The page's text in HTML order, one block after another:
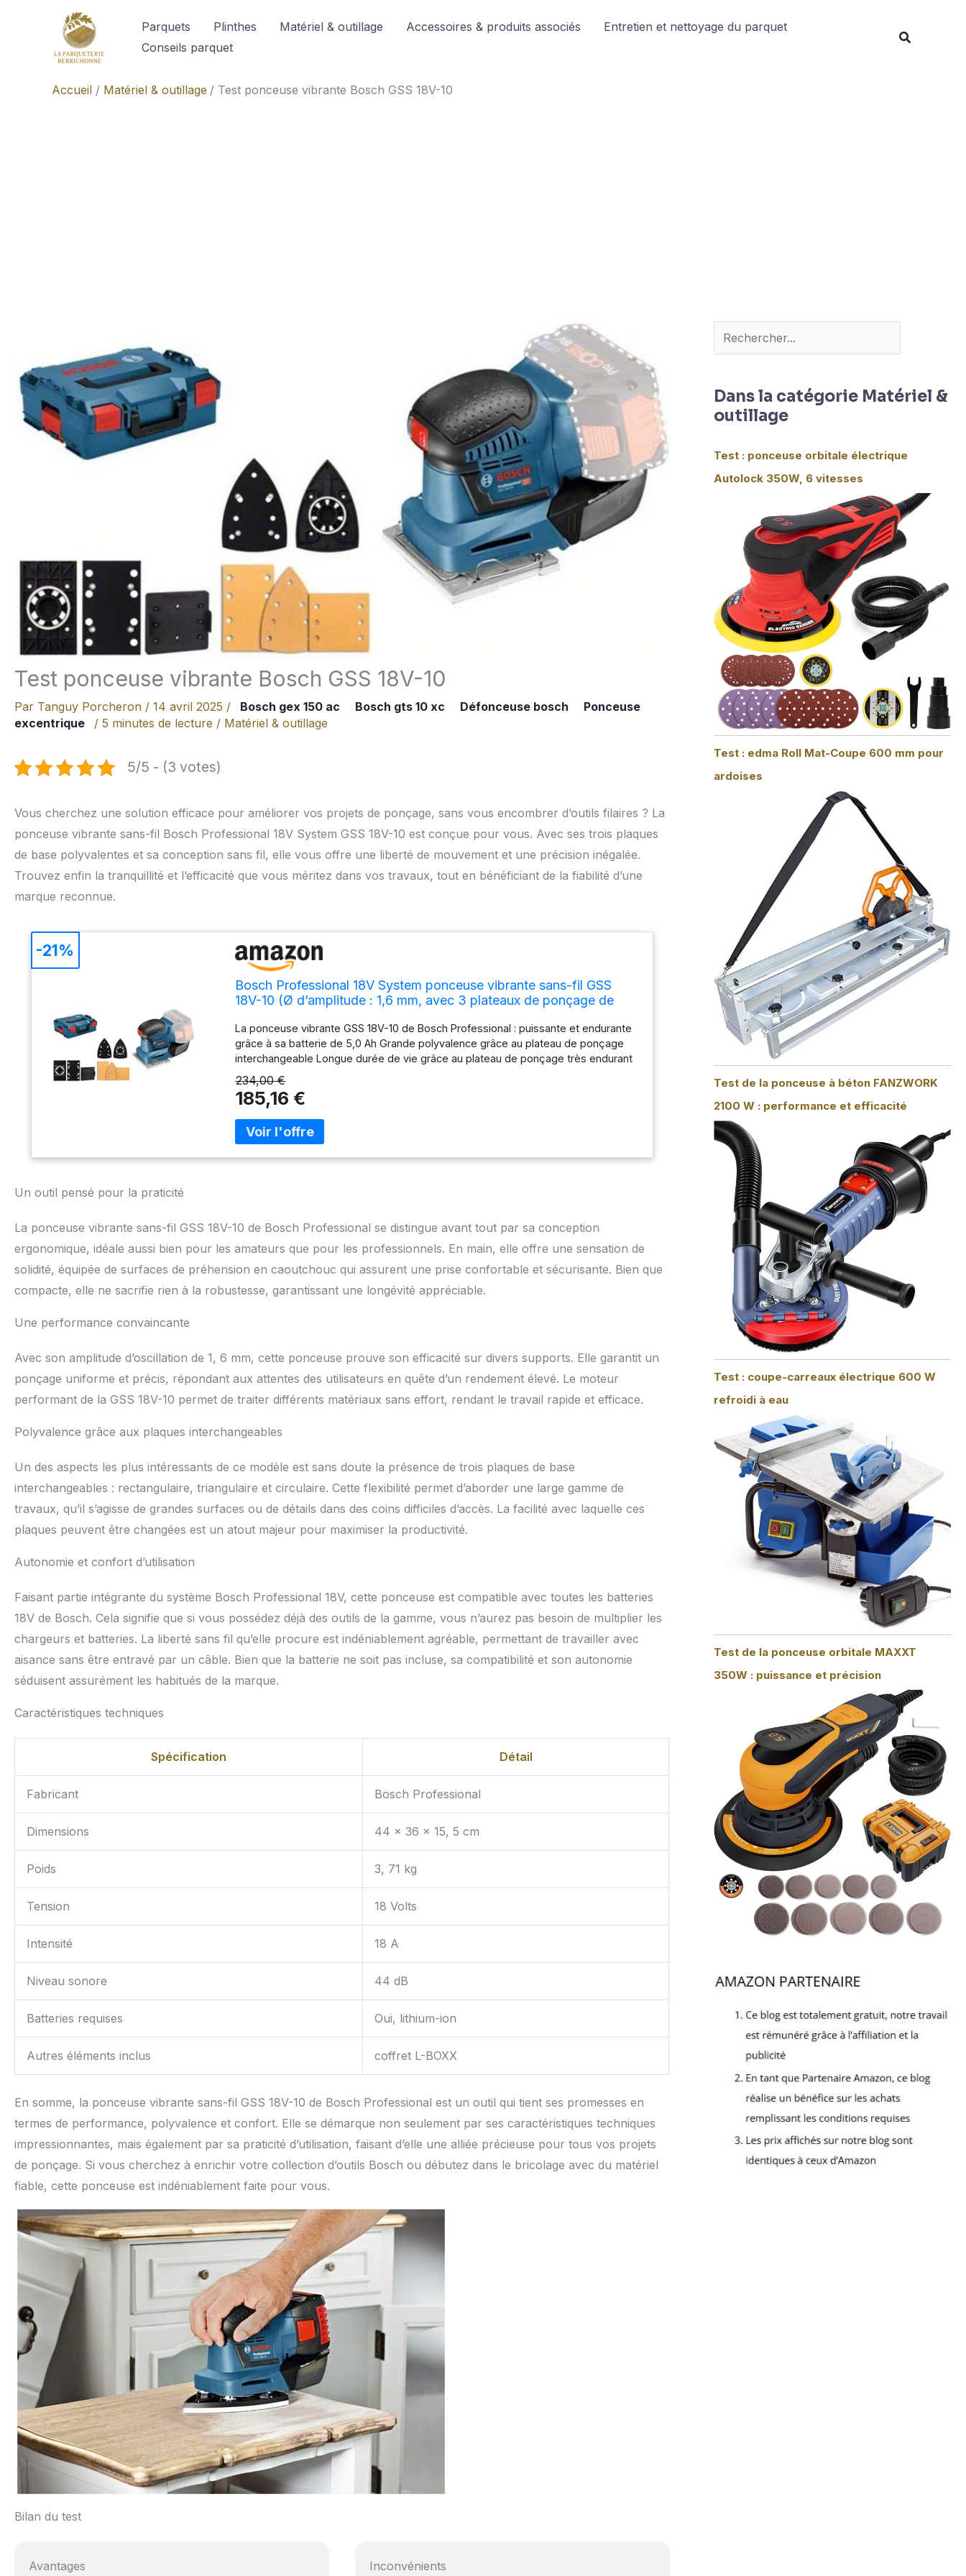
Parquets Plinthes Matériel & outillage Accessoires & produits associés
Entretien et nettoyage du parquet
Conseils parquet
Accueil Matériel & outillage Test ponceuse vibrante Bosch GSS 18V-10
Test ponceuse vibrante Bosch GSS 18V-10
Par Tanguy Porcheron / 14 avril 2025 / Bosch gex 150 ac Bosch gts 10 xc Défonceuse bosch
Ponceuse
excentrique
/ 5 minutes de lecture / Matériel & outillage
5/5 - (3 votes)
Vous cherchez une solution efficace pour améliorer vos projets de ponçage, sans vous encombrer d’outils filaires ? La
ponceuse vibrante sans-fil Bosch Professional 18V System GSS 18V-10 est conçue pour vous. Avec ses trois plaques
de base polyvalentes et sa conception sans fil, elle vous offre une liberté de mouvement et une précision inégalée.
Trouvez enfin la tranquillité et l’efficacité que vous méritez dans vos travaux, tout en bénéficiant de la fiabilité d’une
marque reconnue.
Bosch Professional 18V System ponceuse vibrante sans-fil GSS
18V-10 (Ø d’amplitude : 1,6 mm, avec 3 plateaux de ponçage de
La ponceuse vibrante GSS 18V-10 de Bosch Professional : puissante et endurante
grâce à sa batterie de 5,0 Ah Grande polyvalence grâce au plateau de ponçage
interchangeable Longue durée de vie grâce au plateau de ponçage très endurant
en métal et au système de serrage facile à utiliser AMPShare : Les batteries et
chargeurs sont entièrement compatibles avec le Professional 18V System Bosch
et avec de nombreux autres outils de l’Alliance multi-marques AMPShare. Livré
avec : GSS 18V-10, 3 feuilles abrasives G120, 3 plateaux de ponçage, 1 gabarit de
perforation, 1 tournevis
234,00 €
185,16 €
-21%
Un outil pensé pour la praticité
La ponceuse vibrante sans-fil GSS 18V-10 de Bosch Professional se distingue avant tout par sa conception
ergonomique, idéale aussi bien pour les amateurs que pour les professionnels. En main, elle offre une sensation de
solidité, équipée de surfaces de préhension en caoutchouc qui assurent une prise confortable et sécurisante. Bien que
compacte, elle ne sacrifie rien à la robustesse, garantissant une longévité appréciable.
Une performance convaincante
Avec son amplitude d’oscillation de 1, 6 mm, cette ponceuse prouve son efficacité sur divers supports. Elle garantit un
ponçage uniforme et précis, répondant aux attentes des utilisateurs en quête d’un rendement élevé. Le moteur
performant de la GSS 18V-10 permet de traiter différents matériaux sans effort, rendant le travail rapide et efficace.
Polyvalence grâce aux plaques interchangeables
Un des aspects les plus intéressants de ce modèle est sans doute la présence de trois plaques de base
interchangeables : rectangulaire, triangulaire et circulaire. Cette flexibilité permet d’aborder une large gamme de
travaux, qu’il s’agisse de grandes surfaces ou de détails dans des coins difficiles d’accès. La facilité avec laquelle ces
plaques peuvent être changées est un atout majeur pour maximiser la productivité.
Autonomie et confort d’utilisation
Faisant partie intégrante du système Bosch Professional 18V, cette ponceuse est compatible avec toutes les batteries
18V de Bosch. Cela signifie que si vous possédez déjà des outils de la gamme, vous n’aurez pas besoin de multiplier les
chargeurs et batteries. La liberté sans fil qu’elle procure est indéniablement agréable, permettant de travailler avec
aisance sans être entravé par un câble. Bien que la batterie ne soit pas incluse, sa compatibilité et son autonomie
séduisent assurément les habitués de la marque.
Caractéristiques techniques
Spécification Détail
Fabricant Bosch Professional
Dimensions 44 x 36 x 15, 5 cm
Poids 3, 71 kg
Tension 18 Volts
Intensité 18 A
Niveau sonore 44 dB
Batteries requises Oui, lithium-ion
Autres éléments inclus coffret L-BOXX
En somme, la ponceuse vibrante sans-fil GSS 18V-10 de Bosch Professional est un outil qui tient ses promesses en
termes de performance, polyvalence et confort. Elle se démarque non seulement par ses caractéristiques techniques
impressionnantes, mais également par sa praticité d’utilisation, faisant d’elle une alliée précieuse pour tous vos projets
de ponçage. Si vous cherchez à enrichir votre collection d’outils Bosch ou débutez dans le bricolage avec du matériel
fiable, cette ponceuse est indéniablement faite pour vous.
Bilan du test
Avantages Inconvénients
Dans la catégorie Matériel &
outillage
Test : ponceuse orbitale électrique
Autolock 350W, 6 vitesses
Test : edma Roll Mat-Coupe 600 mm pour
ardoises
Test de la ponceuse à béton FANZWORK
2100 W : performance et efficacité
Test : coupe-carreaux électrique 600 W
refroidi à eau
Test de la ponceuse orbitale MAXXT
350W : puissance et précision